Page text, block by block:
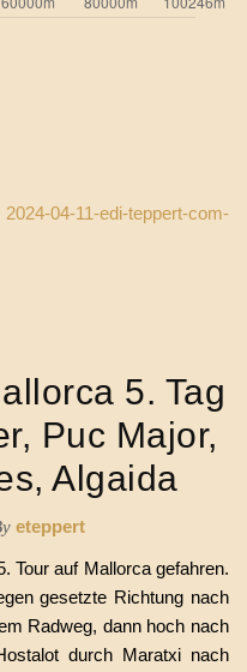
2024-04-11-edi-teppert-com-
5. Tag
Puc Major,
Algaida
eteppert
Tour auf Mallorca gefahren.
gesetzte Richtung nach
Radweg, dann hoch nach
durch Maratxi nach